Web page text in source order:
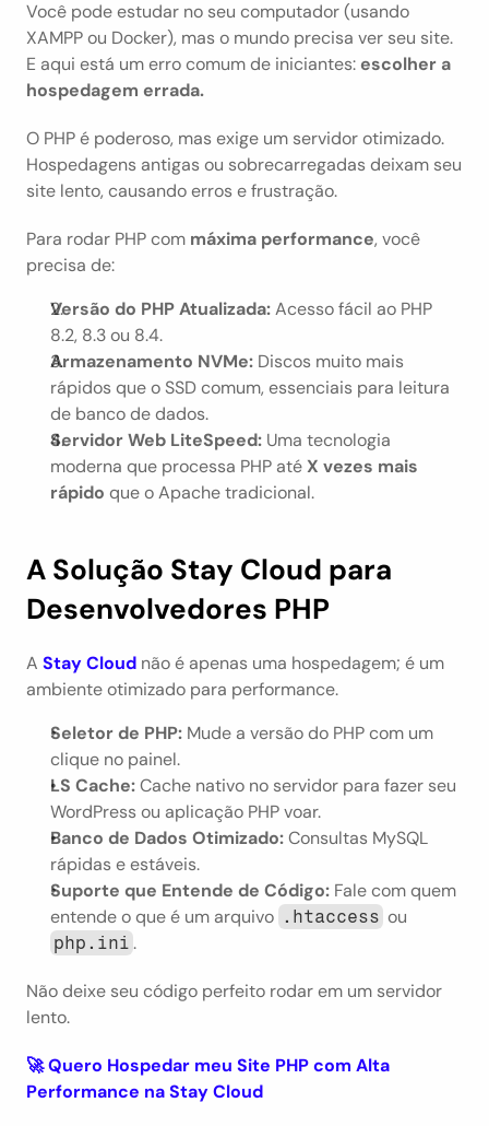
Você pode estudar no seu computador (usando
XAMPP ou Docker), mas o mundo precisa ver seu site.
E aqui está um erro comum de iniciantes: escolher a
hospedagem errada.
O PHP é poderoso, mas exige um servidor otimizado.
Hospedagens antigas ou sobrecarregadas deixam seu
site lento, causando erros e frustração.
Para rodar PHP com máxima performance, você
precisa de:
Versão do PHP Atualizada: Acesso fácil ao PHP
8.2, 8.3 ou 8.4.
Armazenamento NVMe: Discos muito mais
rápidos que o SSD comum, essenciais para leitura
de banco de dados.
Servidor Web LiteSpeed: Uma tecnologia
moderna que processa PHP até X vezes mais
rápido que o Apache tradicional.
A Solução Stay Cloud para
Desenvolvedores PHP
A Stay Cloud não é apenas uma hospedagem; é um
ambiente otimizado para performance.
Seletor de PHP: Mude a versão do PHP com um
clique no painel.
LS Cache: Cache nativo no servidor para fazer seu
WordPress ou aplicação PHP voar.
Banco de Dados Otimizado: Consultas MySQL
rápidas e estáveis.
Suporte que Entende de Código: Fale com quem
entende o que é um arquivo .htaccess
php.ini .
Não deixe seu código perfeito rodar em um servidor
lento.
🚀 Quero Hospedar meu Site PHP com Alta
Performance na Stay Cloud